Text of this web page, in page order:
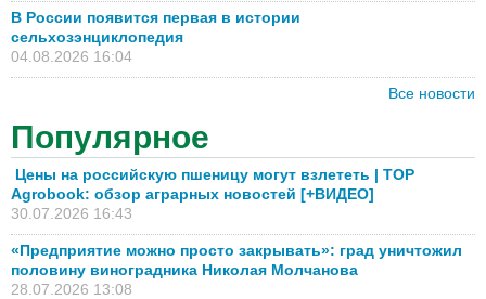
В России появится первая в истории
сельхозэнциклопедия
04.08.2026 16:04
Все новости
Популярное
Цены на российскую пшеницу могут взлететь | TOP
Agrobook: обзор аграрных новостей [+ВИДЕО]
30.07.2026 16:43
«Предприятие можно просто закрывать»: град уничтожил
половину виноградника Николая Молчанова
28.07.2026 13:08